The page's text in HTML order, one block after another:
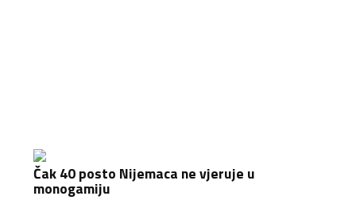
Čak 40 posto Nijemaca ne vjeruje u
monogamiju